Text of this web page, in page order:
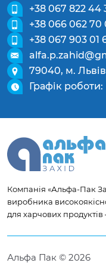
+38 067 822 44
+38 066 062 70
+38 067 903 01
79040, м.
Графік
Компанія «Альфа-Пак
виробника
для харчових
Альфа Пак © 2026